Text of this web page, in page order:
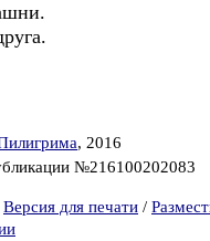
, 2016
№216100202083
Версия для печати /